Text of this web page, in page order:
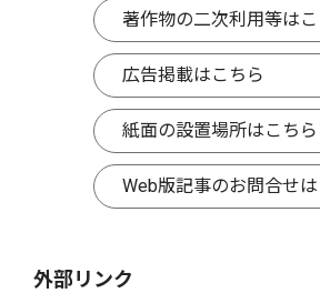
著作物の二次利用等は
広告掲載はこちら
紙面の設置場所はこちら
Web版記事のお問合せ
外部リンク